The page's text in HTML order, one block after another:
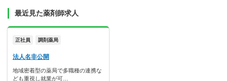
最近見た薬剤師求人
正社員 調剤薬局
法人名非公開
地域密着型の薬局で多職種の連携な
ども重視し就業が可…